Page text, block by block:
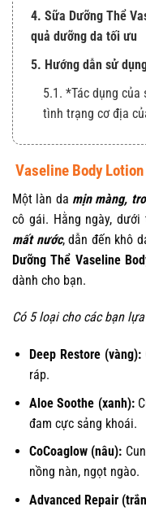
4. Sữa Dưỡng Thể
quả dưỡng da tối ưu
5. Hướng dẫn sử
5.1. *Tác dụng
tình trạng cơ địa
Vaseline Body
Một làn da mịn màng,
cô gái. Hằng ngày,
mất nước, dẫn đến khô
Dưỡng Thể Vaseline
dành cho bạn.
Có 5 loại cho các bạn
Deep Restore (vàng):
ráp.
Aloe Soothe (xanh):
đam cực sảng khoái.
CoCoaglow (nâu):
nồng nàn, ngọt ngào.
Advanced Repair